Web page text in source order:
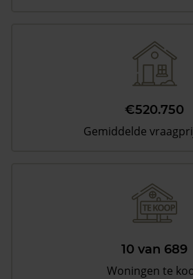
€520.750
Gemiddelde
10 van 689
Woningen te